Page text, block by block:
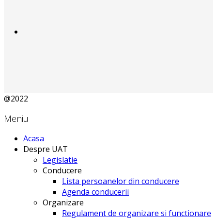
@2022
Meniu
Acasa
Despre UAT
Legislatie
Conducere
Lista persoanelor din conducere
Agenda conducerii
Organizare
Regulament de organizare si functionare